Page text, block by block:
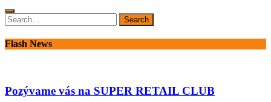
Search
for:
Search
Flash News
Pozývame vás na SUPER RETAIL CLUB